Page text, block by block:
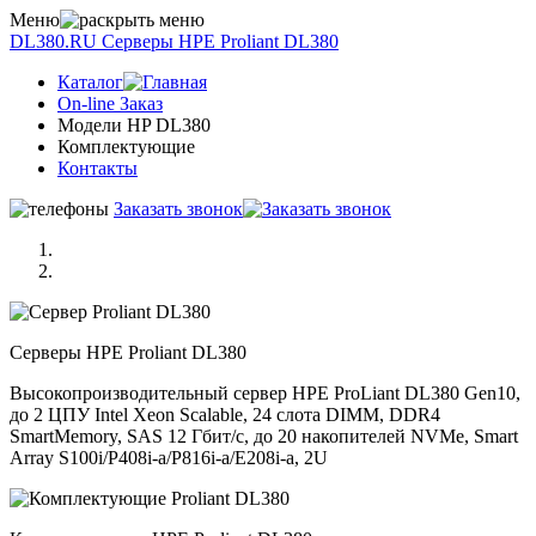
Меню
DL380.RU Серверы НРE Prоliаnt DL380
Каталог
On-line Заказ
Модели HP DL380
Комплектующие
Контакты
Заказать звонок
Серверы НРE Prоliаnt DL380
Высокопроизводительный сервер HPE ProLiant DL380 Gen10,
до 2 ЦПУ Intel Xeon Scalable, 24 слота DIMM, DDR4
SmartMemory, SAS 12 Гбит/с, до 20 накопителей NVMe, Smart
Array S100i/P408i-a/P816i-a/E208i-a, 2U